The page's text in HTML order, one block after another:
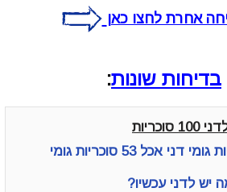
אחרת לחצו כאן
בדיחות שונות:
100 סוכריות
יש לדני עכשיו?